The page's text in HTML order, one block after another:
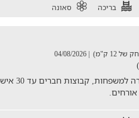
בריכה סאונה
12 ק"מ) | 04/08/2026
וילת נופש בצפון הארץ הניתנת להשכרה למשפחות, קבוצות חברים עד 30 איש